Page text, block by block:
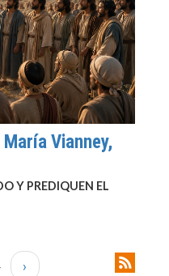
Vianney,
Y PREDIQUEN EL
›